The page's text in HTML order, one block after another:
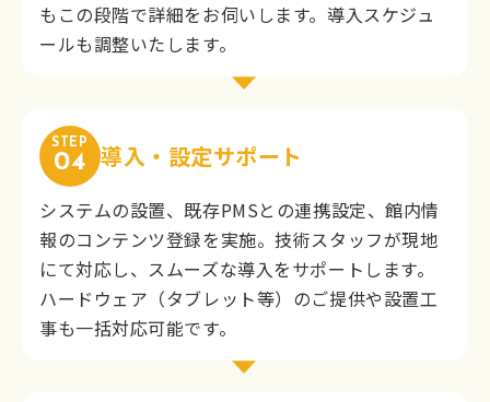
もこの段階で詳細をお伺いします。導入スケジュ
ールも調整いたします。
STEP
04 導入・設定サポート
システムの設置、既存PMSとの連携設定、館内情
報のコンテンツ登録を実施。技術スタッフが現地
にて対応し、スムーズな導入をサポートします。
ハードウェア（タブレット等）のご提供や設置工
事も一括対応可能です。